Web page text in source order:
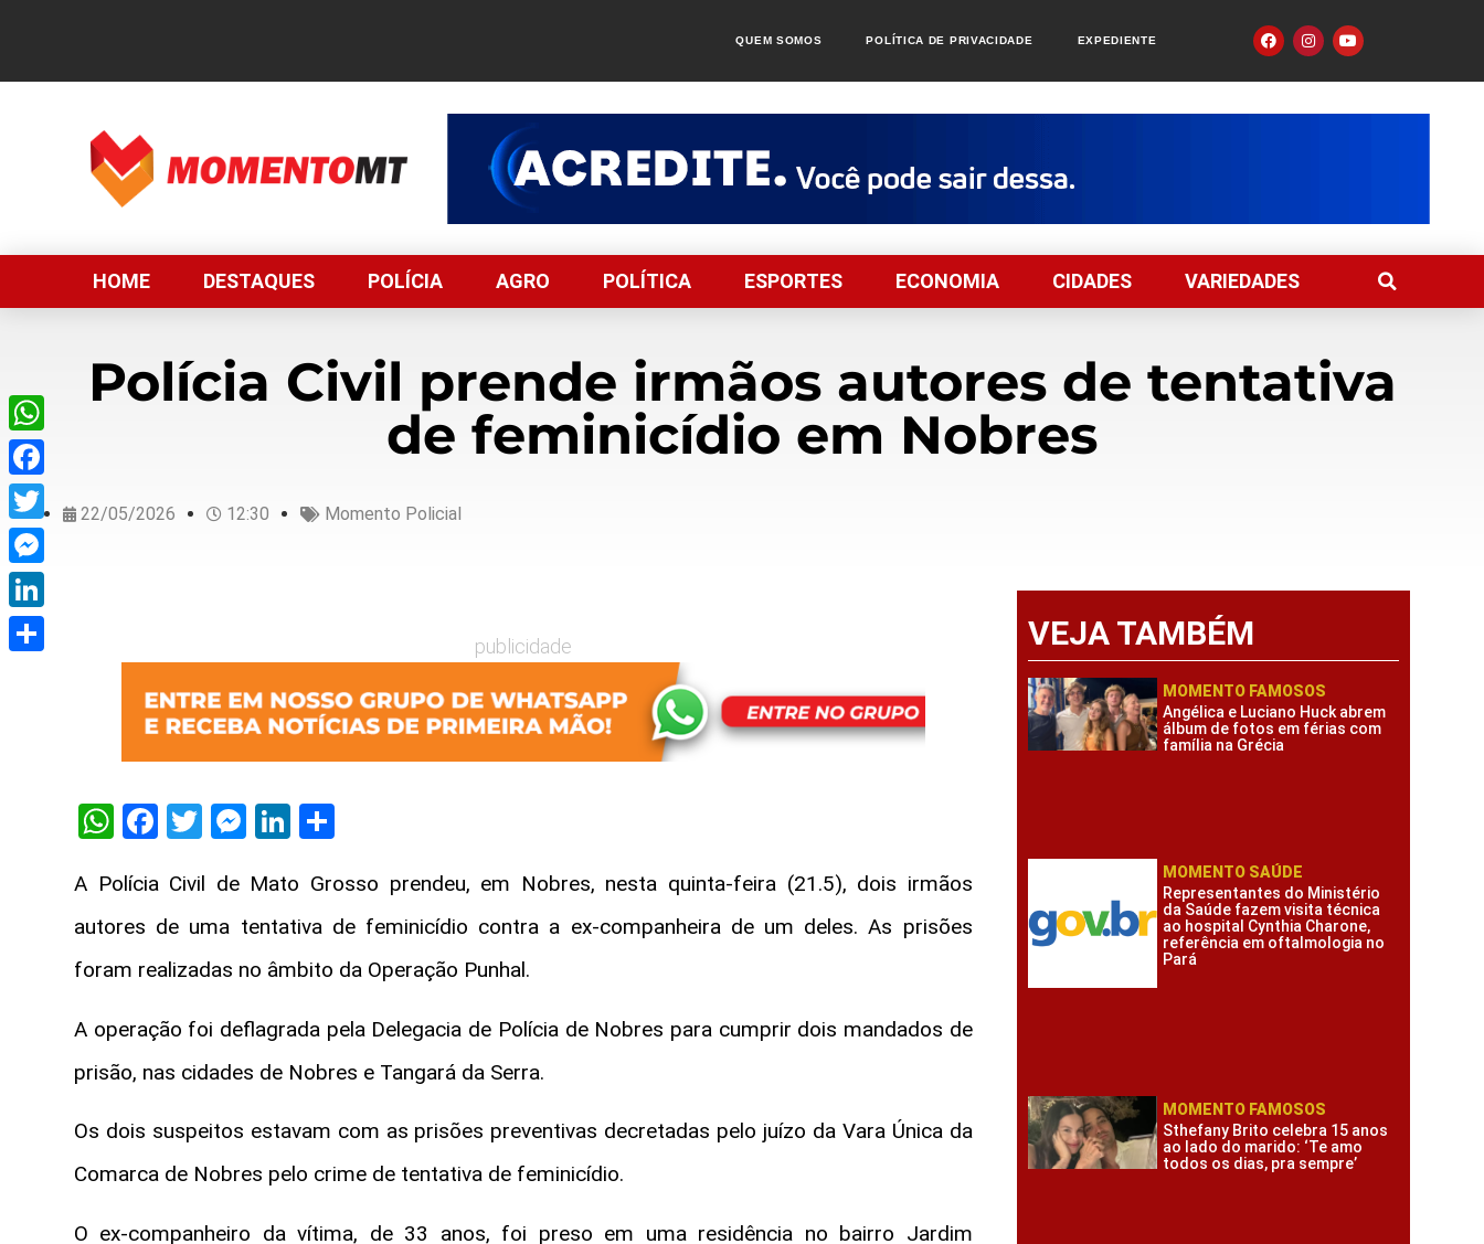
QUEM SOMOS POLÍTICA DE PRIVACIDADE EXPEDIENTE
HOME DESTAQUES POLÍCIA AGRO POLÍTICA ESPORTES ECONOMIA CIDADES VARIEDADES
Polícia Civil prende irmãos autores de tentativa
de feminicídio em Nobres
22/05/2026 12:30 Momento Policial
publicidade
WhatsApp
Facebook
TwitterMessenger
LinkedIn
A Polícia Civil de Mato Grosso prendeu, em Nobres, nesta quinta-feira (21.5), dois irmãos
autores de uma tentativa de feminicídio contra a ex-companheira de um deles. As prisões
foram realizadas no âmbito da Operação Punhal.
A operação foi deflagrada pela Delegacia de Polícia de Nobres para cumprir dois mandados de
prisão, nas cidades de Nobres e Tangará da Serra.
Os dois suspeitos estavam com as prisões preventivas decretadas pelo juízo da Vara Única da
Comarca de Nobres pelo crime de tentativa de feminicídio.
O ex-companheiro da vítima, de 33 anos, foi preso em uma residência no bairro Jardim
VEJA TAMBÉM
MOMENTO FAMOSOS
Angélica e Luciano Huck abrem
álbum de fotos em férias com
família na Grécia
MOMENTO SAÚDE
Representantes do Ministério
da Saúde fazem visita técnica
ao hospital Cynthia Charone,
referência em oftalmologia no
Pará
MOMENTO FAMOSOS
Sthefany Brito celebra 15 anos
ao lado do marido: ‘Te amo
todos os dias, pra sempre’
WhatsApp
Facebook
Twitter
Messenger
LinkedIn